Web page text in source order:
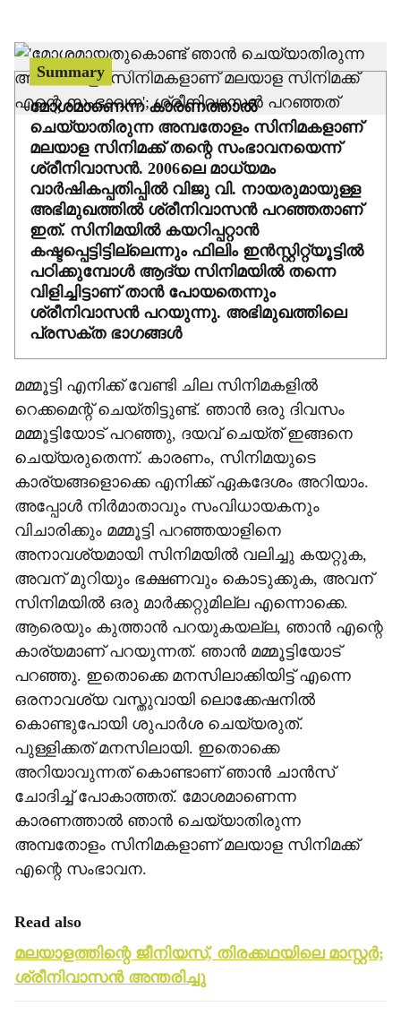
h
a
Summary
മോശമാണെന്ന കാരണത്താല്‍
ചെയ്യാതിരുന്ന അമ്പതോളം സിനിമകളാണ്
മലയാള സിനിമക്ക് തന്റെ സംഭാവനയെന്ന്
ശ്രീനിവാസന്‍. 2006ലെ മാധ്യമം
വാര്‍ഷികപ്പതിപ്പില്‍ വിജു വി. നായരുമായുള്ള
അഭിമുഖത്തില്‍ ശ്രീനിവാസന്‍ പറഞ്ഞതാണ്
ഇത്. സിനിമയില്‍ കയറിപ്പറ്റാന്‍
കഷ്ടപ്പെട്ടിട്ടില്ലെന്നും ഫിലിം ഇന്‍സ്റ്റിറ്റ്യൂട്ടില്‍
പഠിക്കുമ്പോള്‍ ആദ്യ സിനിമയില്‍ തന്നെ
വിളിച്ചിട്ടാണ് താന്‍ പോയതെന്നും
ശ്രീനിവാസന്‍ പറയുന്നു. അഭിമുഖത്തിലെ
പ്രസക്ത ഭാഗങ്ങള്‍
മമ്മൂട്ടി എനിക്ക് വേണ്ടി ചില സിനിമകളില്‍
റെക്കമെന്റ് ചെയ്തിട്ടുണ്ട്. ഞാന്‍ ഒരു ദിവസം
മമ്മൂട്ടിയോട് പറഞ്ഞു, ദയവ് ചെയ്ത് ഇങ്ങനെ
ചെയ്യരുതെന്ന്. കാരണം, സിനിമയുടെ
കാര്യങ്ങളൊക്കെ എനിക്ക് ഏകദേശം അറിയാം.
അപ്പോള്‍ നിര്‍മാതാവും സംവിധായകനും
വിചാരിക്കും മമ്മൂട്ടി പറഞ്ഞയാളിനെ
അനാവശ്യമായി സിനിമയില്‍ വലിച്ചു കയറ്റുക,
അവന് മുറിയും ഭക്ഷണവും കൊടുക്കുക, അവന്
സിനിമയില്‍ ഒരു മാര്‍ക്കറ്റുമില്ല എന്നൊക്കെ.
ആരെയും കുത്താന്‍ പറയുകയല്ല, ഞാന്‍ എന്റെ
കാര്യമാണ് പറയുന്നത്. ഞാന്‍ മമ്മൂട്ടിയോട്
പറഞ്ഞു. ഇതൊക്കെ മനസിലാക്കിയിട്ട് എന്നെ
ഒരനാവശ്യ വസ്തുവായി ലൊക്കേഷനില്‍
കൊണ്ടുപോയി ശുപാര്‍ശ ചെയ്യരുത്.
പുള്ളിക്കത് മനസിലായി. ഇതൊക്കെ
അറിയാവുന്നത് കൊണ്ടാണ് ഞാന്‍ ചാന്‍സ്
ചോദിച്ച് പോകാത്തത്. മോശമാണെന്ന
കാരണത്താല്‍ ഞാന്‍ ചെയ്യാതിരുന്ന
അമ്പതോളം സിനിമകളാണ് മലയാള സിനിമക്ക്
എന്റെ സംഭാവന.
Read also
മലയാളത്തിന്റെ ജീനിയസ്, തിരക്കഥയിലെ മാസ്റ്റർ;
ശ്രീനിവാസൻ അന്തരിച്ചു